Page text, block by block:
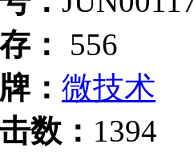
：
556
： 微技术
数： 1394